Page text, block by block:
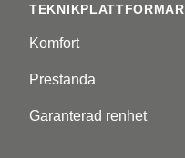
TEKNIKPLATTFORMAR
Komfort
Prestanda
Garanterad renhet